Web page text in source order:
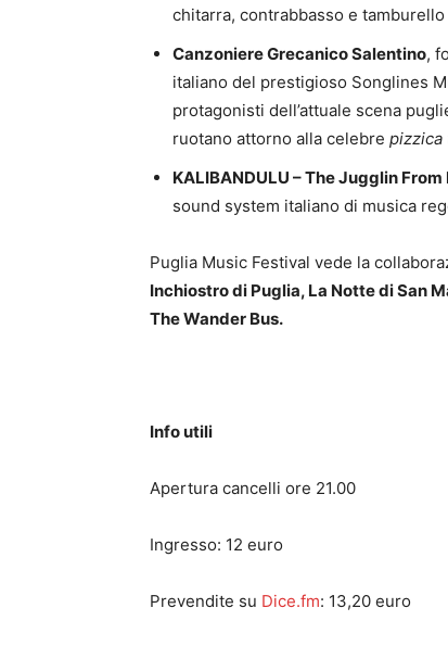
chitarra, contrabbasso e
Canzoniere Grecanico Salentino,
italiano del prestigioso Songlines
protagonisti dell’attuale scena
ruotano attorno alla celebre pizzica
KALIBANDULU – The Jugglin From
sound system italiano di musica
Puglia Music Festival vede la
Inchiostro di Puglia, La Notte di San
The Wander Bus.
Info utili
Apertura cancelli ore 21.00
Ingresso: 12 euro
Prevendite su Dice.fm: 13,20 euro